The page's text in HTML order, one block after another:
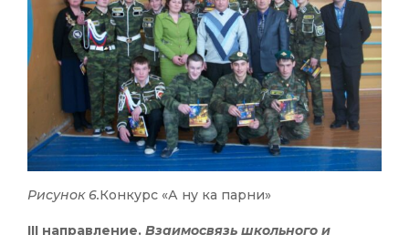
Рисунок 6.Конкурс «А ну ка парни»
III направление. Взаимосвязь школьного и